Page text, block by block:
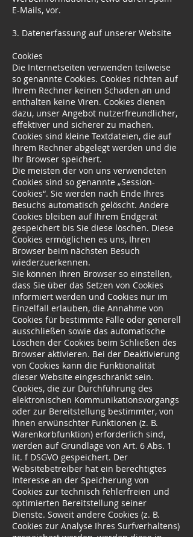
E-Mails, vor.
3. Datenerfassung auf unserer Website
Cookies
Die Internetseiten verwenden teilweise
so genannte Cookies. Cookies richten auf
Ihrem Rechner keinen Schaden an und
enthalten keine Viren. Cookies dienen
dazu, unser Angebot nutzerfreundlicher,
effektiver und sicherer zu machen.
Cookies sind kleine Textdateien, die auf
Ihrem Rechner abgelegt werden und die
Ihr Browser speichert.
Die meisten der von uns verwendeten
Cookies sind so genannte „Session-
Cookies“. Sie werden nach Ende Ihres
Besuchs automatisch gelöscht. Andere
Cookies bleiben auf Ihrem Endgerät
gespeichert bis Sie diese löschen. Diese
Cookies ermöglichen es uns, Ihren
Browser beim nächsten Besuch
wiederzuerkennen.
Sie können Ihren Browser so einstellen,
dass Sie über das Setzen von Cookies
informiert werden und Cookies nur im
Einzelfall erlauben, die Annahme von
Cookies für bestimmte Fälle oder generell
ausschließen sowie das automatische
Löschen der Cookies beim Schließen des
Browser aktivieren. Bei der Deaktivierung
von Cookies kann die Funktionalität
dieser Website eingeschränkt sein.
Cookies, die zur Durchführung des
elektronischen Kommunikationsvorgangs
oder zur Bereitstellung bestimmter, von
Ihnen erwünschter Funktionen (z. B.
Warenkorbfunktion) erforderlich sind,
werden auf Grundlage von Art. 6 Abs. 1
lit. f DSGVO gespeichert. Der
Websitebetreiber hat ein berechtigtes
Interesse an der Speicherung von
Cookies zur technisch fehlerfreien und
optimierten Bereitstellung seiner
Dienste. Soweit andere Cookies (z. B.
Cookies zur Analyse Ihres Surfverhaltens)